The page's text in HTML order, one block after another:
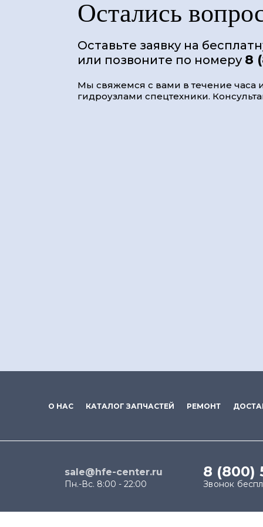
Остались
Оставьте заявку на
или позвоните по номеру 8
Мы свяжемся с вами в течение часа
гидроузлами спецтехники.
О НАС КАТАЛОГ ЗАПЧАСТЕЙ РЕМОНТ
sale@hfe-center.ru
Пн.-Вс. 8:00 - 22:00
8 (800)
Звонок